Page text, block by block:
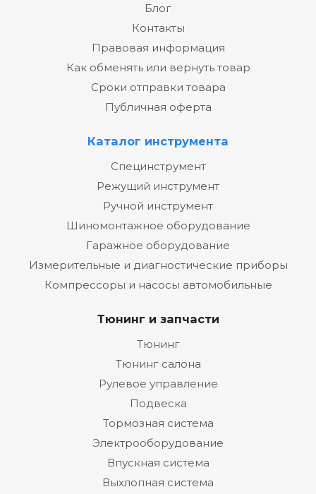
Блог
Контакты
Правовая информация
Как обменять или вернуть товар
Сроки отправки товара
Публичная оферта
Каталог инструмента
Специнструмент
Режущий инструмент
Ручной инструмент
Шиномонтажное оборудование
Гаражное оборудование
Измерительные и диагностические приборы
Компрессоры и насосы автомобильные
Тюнинг и запчасти
Тюнинг
Тюнинг салона
Рулевое управление
Подвеска
Тормозная система
Электрооборудование
Впускная система
Выхлопная система